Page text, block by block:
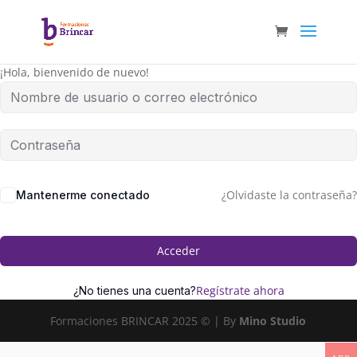
¡Hola, bienvenido de nuevo!
Mantenerme conectado ¿Olvidaste la contraseña?
Acceder
¿No tienes una cuenta?Regístrate ahora
Formaciones BRINCAR 2025 © | By Mino Studio